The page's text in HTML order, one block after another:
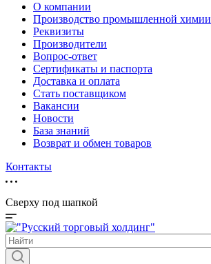
О компании
Производство промышленной химии
Реквизиты
Производители
Вопрос-ответ
Сертификаты и паспорта
Доставка и оплата
Стать поставщиком
Вакансии
Новости
База знаний
Возврат и обмен товаров
Контакты
Сверху под шапкой